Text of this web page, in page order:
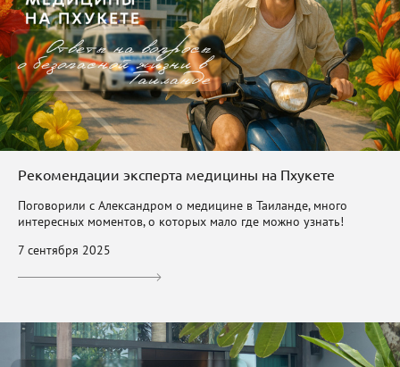
Рекомендации эксперта медицины на Пхукете
Поговорили с Александром о медицине в Таиланде, много
интересных моментов, о которых мало где можно узнать!
7 сентября 2025